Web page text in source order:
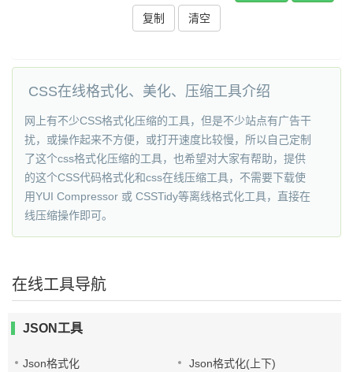
复制
CSS在线格式化、美化、压缩工具介绍
网上有不少CSS格式化压缩的工具，但是不少站点有广告干
扰，或操作起来不方便，或打开速度比较慢，所以自己定制
了这个css格式化压缩的工具，也希望对大家有帮助，提供
的这个CSS代码格式化和css在线压缩工具，不需要下载使
用YUI Compressor 或 CSSTidy等离线格式化工具，直接在
线压缩操作即可。
在线工具导航
JSON工具
Json格式化 Json格式化(上下)